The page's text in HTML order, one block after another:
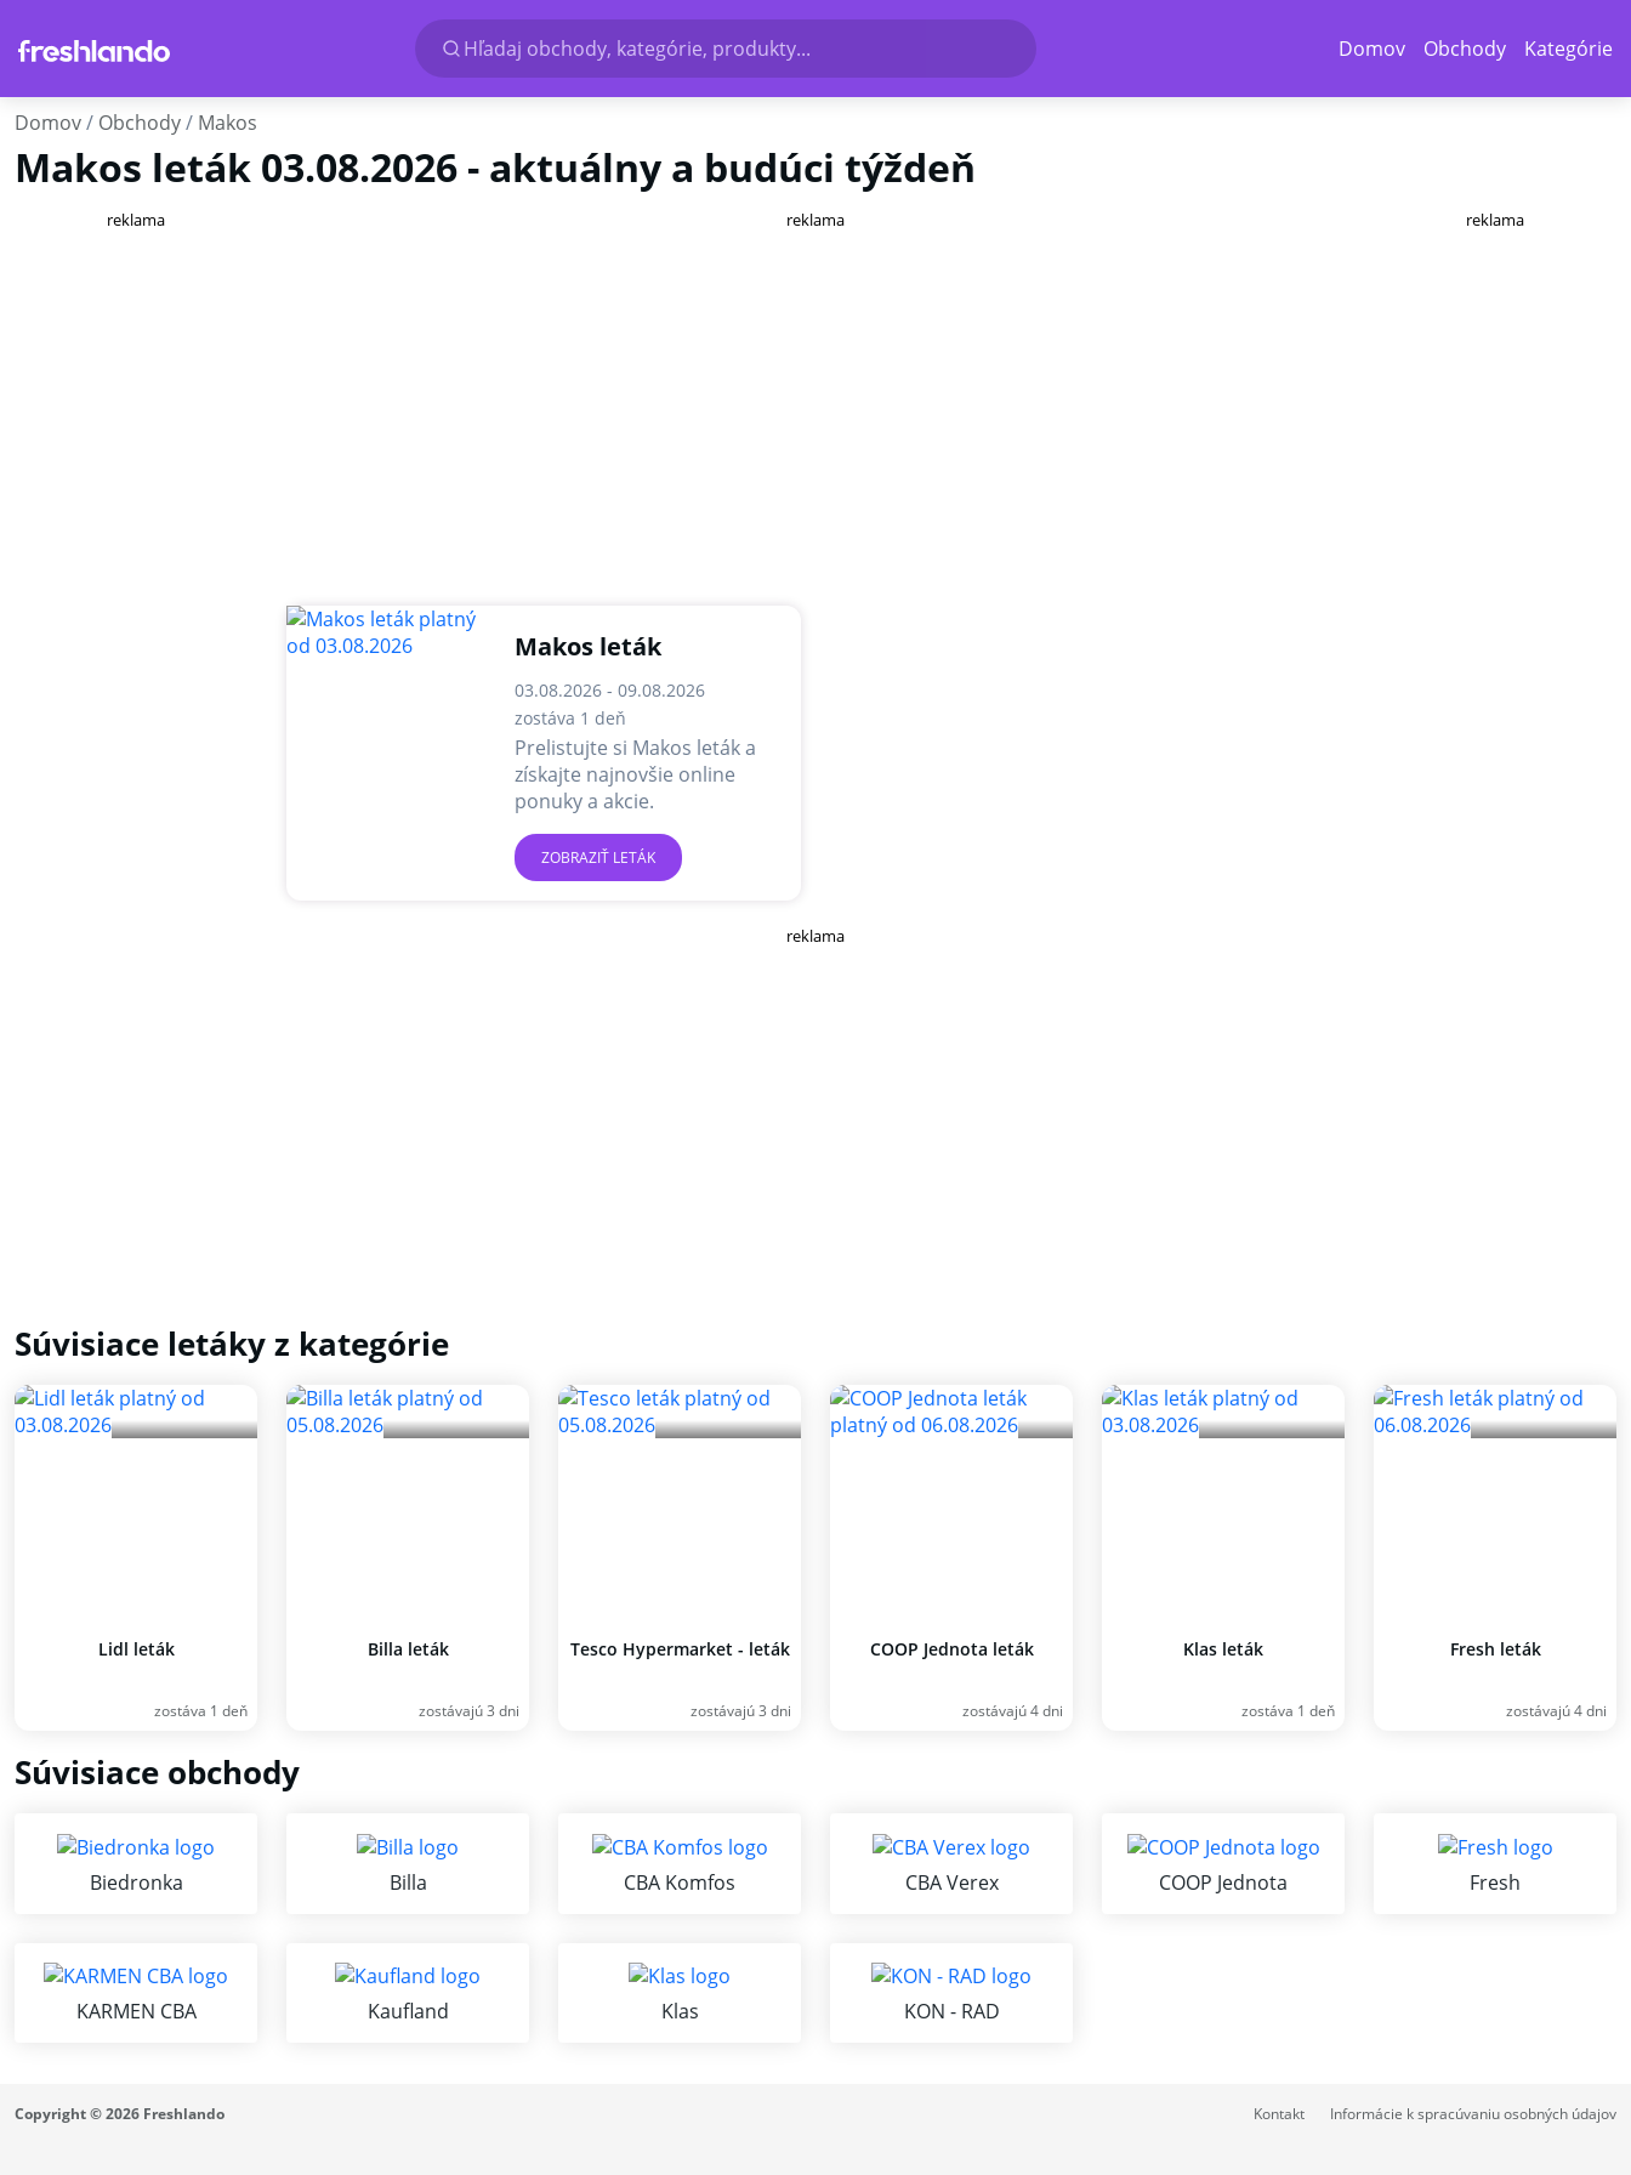
Hľadaj obchody, kategórie, produkty... Domov Obchody Kategórie
Domov Obchody Makos
Makos leták 03.08.2026 - aktuálny a budúci týždeň
reklama reklama
Makos leták
03.08.2026 - 09.08.2026
zostáva 1 deň
Prelistujte si Makos leták a
získajte najnovšie online
ponuky a akcie.
ZOBRAZIŤ LETÁK
reklama
reklama
Súvisiace letáky z kategórie
Lidl leták
zostáva 1 deň
Billa leták
zostávajú 3 dni
Tesco Hypermarket - leták
zostávajú 3 dni
COOP Jednota leták
zostávajú 4 dni
Klas leták
zostáva 1 deň
Fresh leták
zostávajú 4 dni
Súvisiace obchody
Biedronka Billa CBA Komfos CBA Verex COOP Jednota Fresh
KARMEN CBA Kaufland Klas KON - RAD
Kontakt Informácie k spracúvaniu osobných údajov
Copyright © 2026 Freshlando